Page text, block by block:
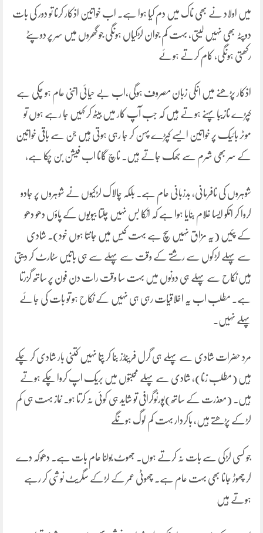
میں اولاد نے بھی ناک میں دم کیا ہوا ہے۔ اب خواتین اذکار کرنا تو دور کی بات
دوپٹہ بھی نہیں لیتی، بہت کم جوان لڑکیاں ہونگی جو گھروں میں سر پر دوپٹے
رکھتی ہونگی, کام کرتے ہوئے
اذکار پڑھنے میں انکی زبان مصروف ہوگی،اب بے حیائی اتنی عام ہو چکی ہے
کپڑے نازیبا پہنے ہوتے ہیں کہ جب آپ کار میں بیٹھ کر کہیں جا رہے ہوں تو
موٹر بائیک پر خواتین ایسے کپڑے پہن کر جا رہی ہوتی ہیں جن سے باقی خواتین
کے سر بھی شرم سے جھک جاتے ہیں۔ ناچ گانا اب فیشن بن چکا ہے،
شوہروں کی نافرمانی، بدزبانی عام ہے۔ بلکہ چالاک لڑکیوں نے شوہروں پر جادو
کروا کر انکو ایسا غلام بنایا ہوا ہے کہ انکا بس نہیں چلتا بیویوں کے پاؤں دھو دھو
کے پئیں (یہ مزاق نہیں سچ ہے بہت کیس میں جانتا ہوں خود)۔ شادی
سے پہلے لڑکوں سے رشتے کے وقت سے پہلے سے ہی باتیں سٹارٹ کر دیتی
ہیں نکاح سے پہلے ہی دونوں میں بہت سا وقت رات دن فون پر ساتھ گزرتا
ہے۔ مطلب اب یہ اخلاقیات رہی ہی نہیں کے نکاح ہو تو بات کی جائے
پہلے نہیں۔
مرد حضرات شادی سے پہلے ہی گرل فرینڈز بنا کر پتا نہیں کتنی بار شادی کر چکے
ہیں (مطلب زنا), شادی سے پہلے محبتوں میں بریک اپ کروا چکے ہوتے
ہیں۔ (معذرت کے ساتھ)پورنوگرافی تو شاید ہی کوئی نہ کرتا ہو۔ نماز بہت ہی کم
لڑکے پڑھتے ہیں، باکردار بہت کم لوگ ہونگے
جو کسی لڑکی سے بات نہ کرتے ہوں۔ جھوٹ بولنا عام بات ہے۔ دھوکہ دے
کر چھوڑ جانا بھی بہت عام ہے۔ چھوٹی عمر کے لڑکے سگریٹ نوشی کر رہے
ہوتے ہیں